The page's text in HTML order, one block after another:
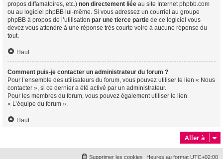
propos diffamatoires, etc.) non directement liée au site Internet phpbb.com
ou au logiciel phpBB lui-même. Si vous adressez un courriel au groupe
phpBB à propos de l’utilisation par une tierce partie de ce logiciel vous
devez vous attendre à une réponse très courte voire à aucune réponse du
tout.
Haut
Comment puis-je contacter un administrateur du forum ?
Pour l’ensemble des utilisateurs du forum, vous pouvez utiliser le lien « Nous
contacter », si ce dernier a été activé par un administrateur.
Pour les membres du forum, vous pouvez également utiliser le lien
« L’équipe du forum ».
Haut
Aller à
Heures au format UTC+02:00
Supprimer les cookies